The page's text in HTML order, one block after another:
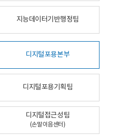
지능데이터기반행정팀
디지털포용본부
디지털포용기획팀
디지털접근성팀
(손말이음센터)